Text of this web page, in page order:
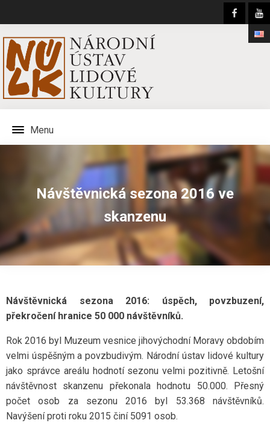
Menu
Návštěvnická sezona 2016 ve
skanzenu
Návštěvnická sezona 2016: úspěch, povzbuzení,
překročení hranice 50 000 návštěvníků.
Rok 2016 byl Muzeum vesnice jihovýchodní Moravy obdobím
velmi úspěšným a povzbudivým. Národní ústav lidové kultury
jako správce areálu hodnotí sezonu velmi pozitivně. Letošní
návštěvnost skanzenu překonala hodnotu 50.000. Přesný
počet osob za sezonu 2016 byl 53.368 návštěvníků.
Navýšení proti roku 2015 činí 5091 osob.